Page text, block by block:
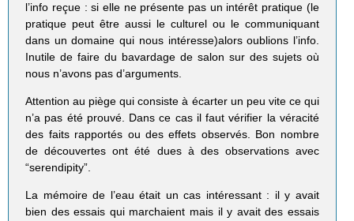
l’info reçue : si elle ne présente pas un intérêt pratique (le
pratique peut être aussi le culturel ou le communiquant
dans un domaine qui nous intéresse)alors oublions l’info.
Inutile de faire du bavardage de salon sur des sujets où
nous n’avons pas d’arguments.
Attention au piège qui consiste à écarter un peu vite ce qui
n’a pas été prouvé. Dans ce cas il faut vérifier la véracité
des faits rapportés ou des effets observés. Bon nombre
de découvertes ont été dues à des observations avec
“serendipity”.
La mémoire de l’eau était un cas intéressant : il y avait
bien des essais qui marchaient mais il y avait des essais